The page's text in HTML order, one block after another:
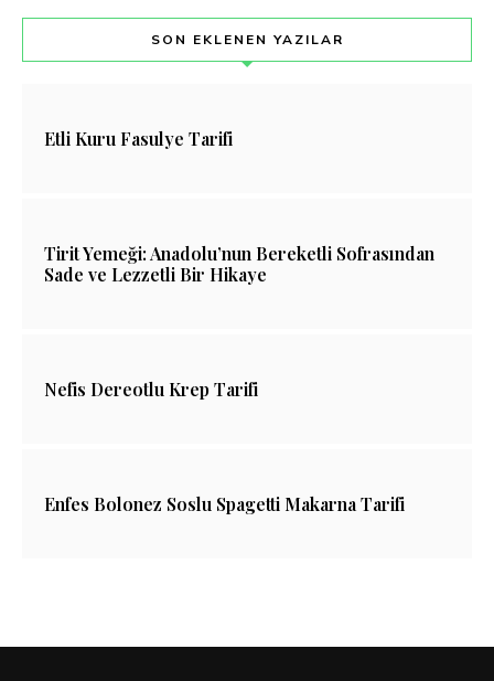
SON EKLENEN YAZILAR
Etli Kuru Fasulye Tarifi
Tirit Yemeği: Anadolu’nun Bereketli Sofrasından
Sade ve Lezzetli Bir Hikaye
Nefis Dereotlu Krep Tarifi
Enfes Bolonez Soslu Spagetti Makarna Tarifi